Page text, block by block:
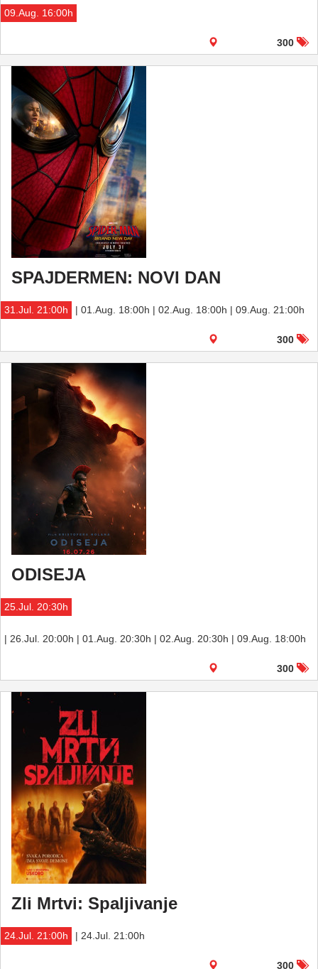
09.Aug. 16:00h
300
SPAJDERMEN: NOVI DAN
31.Jul. 21:00h | 01.Aug. 18:00h | 02.Aug. 18:00h | 09.Aug. 21:00h
300
ODISEJA
25.Jul. 20:30h
| 26.Jul. 20:00h | 01.Aug. 20:30h | 02.Aug. 20:30h | 09.Aug. 18:00h
300
Zli Mrtvi: Spaljivanje
24.Jul. 21:00h | 24.Jul. 21:00h
300